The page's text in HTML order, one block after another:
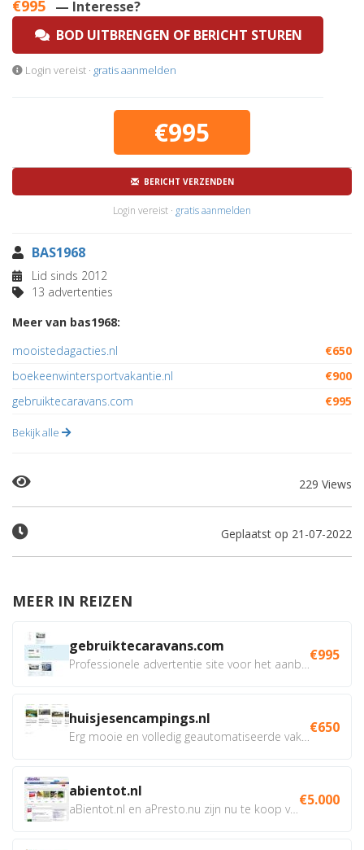
€995 — Interesse?
BOD UITBRENGEN OF BERICHT STUREN
Login vereist · gratis aanmelden
€995
BERICHT VERZENDEN
Login vereist · gratis aanmelden
BAS1968
Lid sinds 2012
13 advertenties
Meer van bas1968:
mooistedagacties.nl
€650
boekeenwintersportvakantie.nl
€900
gebruiktecaravans.com
€995
Bekijk alle
229 Views
Geplaatst op 21-07-2022
MEER IN REIZEN
gebruiktecaravans.com €995
huisjesencampings.nl €650
abientot.nl
aBientot.nl en aPresto.nu zijn nu te koop voor...
€5.000